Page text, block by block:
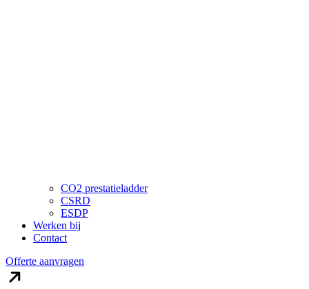
CO2 prestatieladder
CSRD
ESDP
Werken bij
Contact
Offerte aanvragen